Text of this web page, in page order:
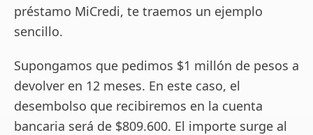
préstamo MiCredi, te traemos un ejemplo
sencillo.
Supongamos que pedimos $1 millón de pesos a
devolver en 12 meses. En este caso, el
desembolso que recibiremos en la cuenta
bancaria será de $809.600. El importe surge al